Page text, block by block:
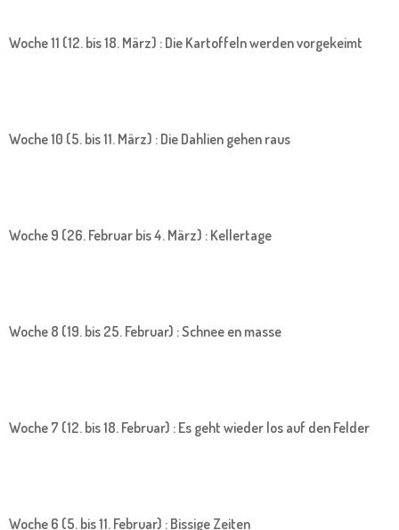
Woche 11 (12. bis 18. März) : Die Kartoffeln werden vorgekeimt
Woche 10 (5. bis 11. März) : Die Dahlien gehen raus
Woche 9 (26. Februar bis 4. März) : Kellertage
Woche 8 (19. bis 25. Februar) : Schnee en masse
Woche 7 (12. bis 18. Februar) : Es geht wieder los auf den Felder
Woche 6 (5. bis 11. Februar) : Bissige Zeiten